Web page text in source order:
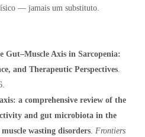
— jamais um substituto.
Gut–Muscle Axis in Sarcopenia:
and Therapeutic Perspectives
a comprehensive review of the
and gut microbiota in the
wasting disorders Frontiers